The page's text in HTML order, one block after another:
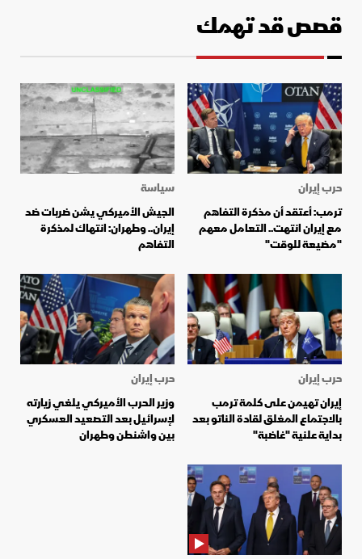
قصص قد تهمك
حرب إيران
ترمب: أعتقد أن مذكرة التفاهم
مع إيران انتهت.. التعامل معهم
"مضيعة للوقت"
سياسة
الجيش الأميركي يشن ضربات ضد
إيران.. وطهران: انتهاك لمذكرة
التفاهم
حرب إيران
إيران تهيمن على كلمة ترمب
بالاجتماع المغلق لقادة الناتو بعد
بداية علنية "غاضبة"
حرب إيران
وزير الحرب الأميركي يلغي زيارته
لإسرائيل بعد التصعيد العسكري
بين واشنطن وطهران